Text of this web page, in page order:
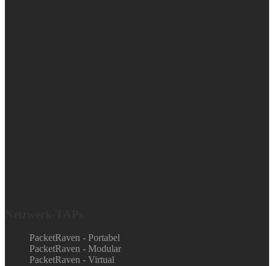
PacketRaven - Portabel
PacketRaven - Modular
PacketRaven - Virtual